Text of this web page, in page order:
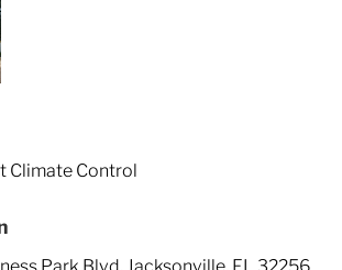
Climate Control
Park Blvd, Jacksonville, FL 32256